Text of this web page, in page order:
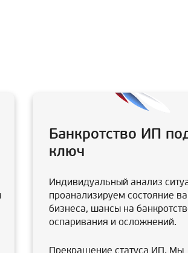
Банкротство ИП
ключ
Индивидуальный анализ
проанализируем состояние
бизнеса, шансы на
оспаривания и осложнений.
Прекращение статуса ИП. Мы